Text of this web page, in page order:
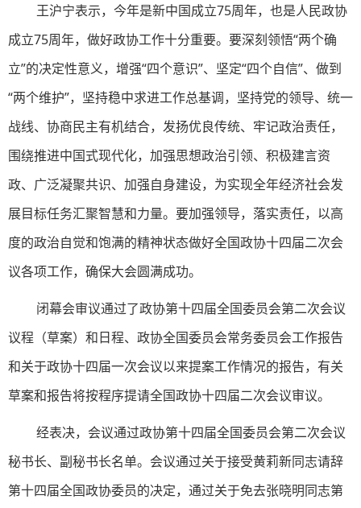
王沪宁表示，今年是新中国成立75周年，也是人民政协
成立75周年，做好政协工作十分重要。要深刻领悟“两个确
立”的决定性意义，增强“四个意识”、坚定“四个自信”、做到
“两个维护”，坚持稳中求进工作总基调，坚持党的领导、统一
战线、协商民主有机结合，发扬优良传统、牢记政治责任，
围绕推进中国式现代化，加强思想政治引领、积极建言资
政、广泛凝聚共识、加强自身建设，为实现全年经济社会发
展目标任务汇聚智慧和力量。要加强领导，落实责任，以高
度的政治自觉和饱满的精神状态做好全国政协十四届二次会
议各项工作，确保大会圆满成功。
闭幕会审议通过了政协第十四届全国委员会第二次会议
议程（草案）和日程、政协全国委员会常务委员会工作报告
和关于政协十四届一次会议以来提案工作情况的报告，有关
草案和报告将按程序提请全国政协十四届二次会议审议。
经表决，会议通过政协第十四届全国委员会第二次会议
秘书长、副秘书长名单。会议通过关于接受黄莉新同志请辞
第十四届全国政协委员的决定，通过关于免去张晓明同志第